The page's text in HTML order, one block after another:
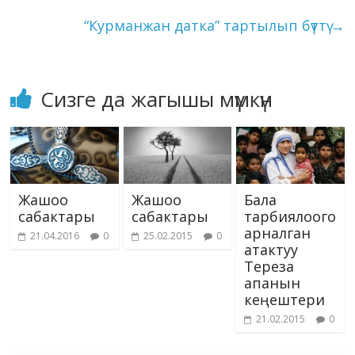
ni
ki
k
“Курманжан датка” тартылып бүттү→
Сизге да жагышы мүмкүн
Жашоо
сабактары
21.04.2016 0
Жашоо
сабактары
25.02.2015 0
Бала
тарбиялоого
арналган
атактуу
Тереза
апанын
кеңештери
21.02.2015 0